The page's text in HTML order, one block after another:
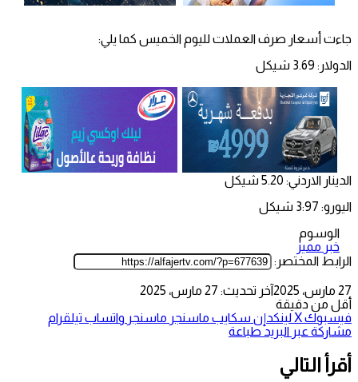
جاءت أسعار صرف العملات لليوم الخميس كما يلي:
الدولار: 3.69 شيكل
الدينار الاردني: 5.20 شيكل
اليورو: 3:97 شيكل
الوسوم
خبر مميز
الرابط المختصر:
27 مارس، 2025
آخر تحديث: 27 مارس، 2025
أقل من دقيقة
فيسبوك‫Xلينكدإن سكايب ماسنجر ماسنجر واتساب تيلقرام
مشاركة عبر البريد طباعة
أقرأ التالي